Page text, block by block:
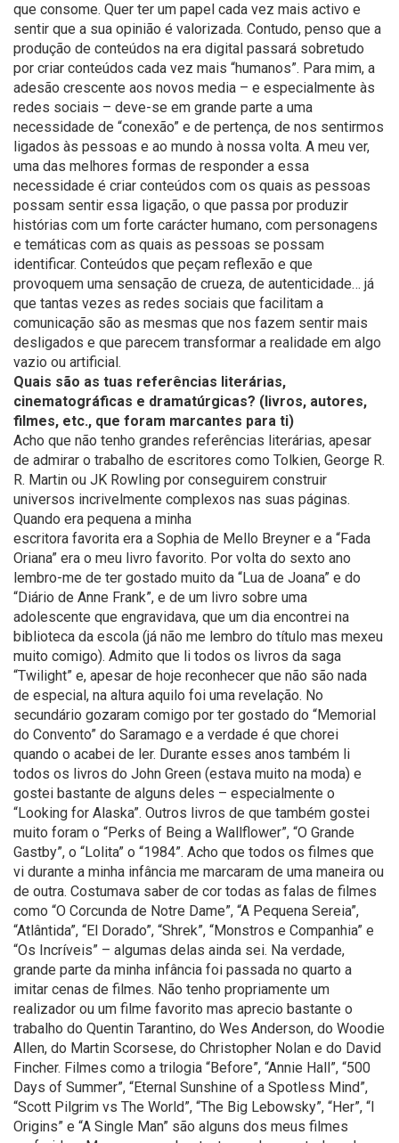
que consome. Quer ter um papel cada vez mais activo e
sentir que a sua opinião é valorizada. Contudo, penso que a
produção de conteúdos na era digital passará sobretudo
por criar conteúdos cada vez mais “humanos”. Para mim, a
adesão crescente aos novos media – e especialmente às
redes sociais – deve-se em grande parte a uma
necessidade de “conexão” e de pertença, de nos sentirmos
ligados às pessoas e ao mundo à nossa volta. A meu ver,
uma das melhores formas de responder a essa
necessidade é criar conteúdos com os quais as pessoas
possam sentir essa ligação, o que passa por produzir
histórias com um forte carácter humano, com personagens
e temáticas com as quais as pessoas se possam
identificar. Conteúdos que peçam reflexão e que
provoquem uma sensação de crueza, de autenticidade… já
que tantas vezes as redes sociais que facilitam a
comunicação são as mesmas que nos fazem sentir mais
desligados e que parecem transformar a realidade em algo
vazio ou artificial.
Quais são as tuas referências literárias,
cinematográficas e dramatúrgicas? (livros, autores,
filmes, etc., que foram marcantes para ti)
Acho que não tenho grandes referências literárias, apesar
de admirar o trabalho de escritores como Tolkien, George R.
R. Martin ou JK Rowling por conseguirem construir
universos incrivelmente complexos nas suas páginas.
Quando era pequena a minha
escritora favorita era a Sophia de Mello Breyner e a “Fada
Oriana” era o meu livro favorito. Por volta do sexto ano
lembro-me de ter gostado muito da “Lua de Joana” e do
“Diário de Anne Frank”, e de um livro sobre uma
adolescente que engravidava, que um dia encontrei na
biblioteca da escola (já não me lembro do título mas mexeu
muito comigo). Admito que li todos os livros da saga
“Twilight” e, apesar de hoje reconhecer que não são nada
de especial, na altura aquilo foi uma revelação. No
secundário gozaram comigo por ter gostado do “Memorial
do Convento” do Saramago e a verdade é que chorei
quando o acabei de ler. Durante esses anos também li
todos os livros do John Green (estava muito na moda) e
gostei bastante de alguns deles – especialmente o
“Looking for Alaska”. Outros livros de que também gostei
muito foram o “Perks of Being a Wallflower”, “O Grande
Gastby”, o “Lolita” o “1984”. Acho que todos os filmes que
vi durante a minha infância me marcaram de uma maneira ou
de outra. Costumava saber de cor todas as falas de filmes
como “O Corcunda de Notre Dame”, “A Pequena Sereia”,
“Atlântida”, “El Dorado”, “Shrek”, “Monstros e Companhia” e
“Os Incríveis” – algumas delas ainda sei. Na verdade,
grande parte da minha infância foi passada no quarto a
imitar cenas de filmes. Não tenho propriamente um
realizador ou um filme favorito mas aprecio bastante o
trabalho do Quentin Tarantino, do Wes Anderson, do Woodie
Allen, do Martin Scorsese, do Christopher Nolan e do David
Fincher. Filmes como a trilogia “Before”, “Annie Hall”, “500
Days of Summer”, “Eternal Sunshine of a Spotless Mind”,
“Scott Pilgrim vs The World”, “The Big Lebowsky”, “Her”, “I
Origins” e “A Single Man” são alguns dos meus filmes